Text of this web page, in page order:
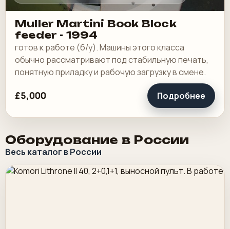
Muller Martini Book Block
feeder - 1994
готов к работе (б/у). Машины этого класса
обычно рассматривают под стабильную печать,
понятную приладку и рабочую загрузку в смене.
£5,000 Подробнее
Оборудование в России
Весь каталог в России